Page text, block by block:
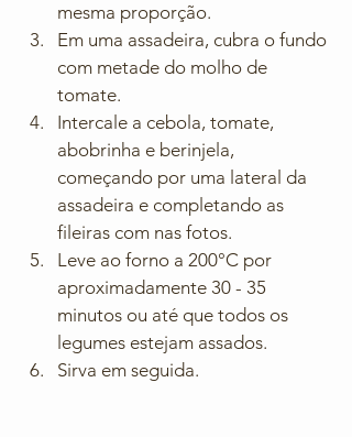
mesma proporção.
Em uma assadeira, cubra o fundo
com metade do molho de
tomate.
Intercale a cebola, tomate,
abobrinha e berinjela,
começando por uma lateral da
assadeira e completando as
fileiras com nas fotos.
Leve ao forno a 200°C por
aproximadamente 30 - 35
minutos ou até que todos os
legumes estejam assados.
Sirva em seguida.